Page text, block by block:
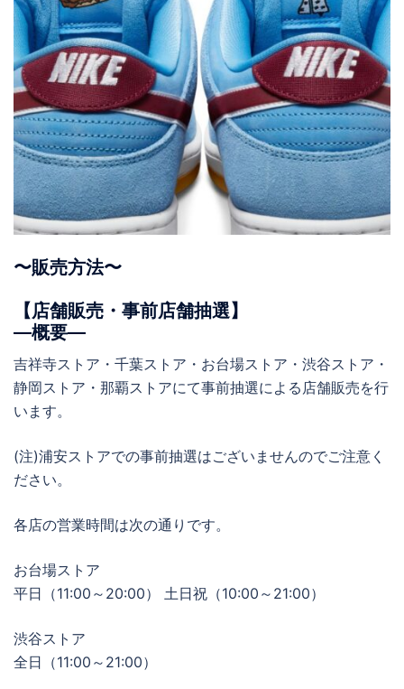
〜販売方法〜
【店舗販売・事前店舗抽選】
―概要―
吉祥寺ストア・千葉ストア・お台場ストア・渋谷ストア・
静岡ストア・那覇ストアにて事前抽選による店舗販売を行
います。
(注)浦安ストアでの事前抽選はございませんのでご注意く
ださい。
各店の営業時間は次の通りです。
お台場ストア
平日（11:00～20:00） 土日祝（10:00～21:00）
渋谷ストア
全日（11:00～21:00）